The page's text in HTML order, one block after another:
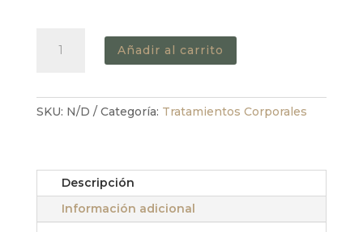
Relajante
cantidad
Añadir al carrito
SKU: N/D Categoría: Tratamientos Corporales
Descripción
Información adicional